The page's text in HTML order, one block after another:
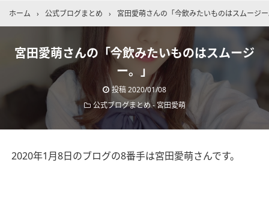
ホーム › 公式ブログまとめ › 宮田愛萌さんの「今飲みたいものはスムージ
宮田愛萌さんの「今飲みたいものはスムージ
ー。」
投稿2020/01/08
公式ブログまとめ- 宮田愛萌
2020年1月8日のブログの8番手は宮田愛萌さんです。